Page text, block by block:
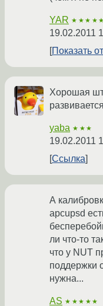
YAR ★★★★★
19.02.2011
Показать
Хорошая
yaba ★★★
19.02.2011
Ссылка
А
apcupsd
ли что-то
что у NUT
поддержки
нужна...
AS ★★★★★